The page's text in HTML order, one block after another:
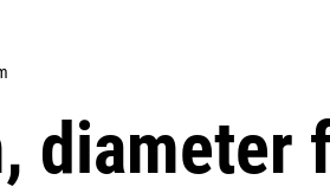
diameter